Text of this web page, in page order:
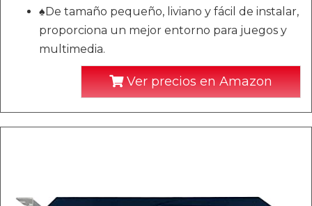
♠De tamaño pequeño, liviano y fácil de instalar,
proporciona un mejor entorno para juegos y
multimedia.
Ver precios en Amazon